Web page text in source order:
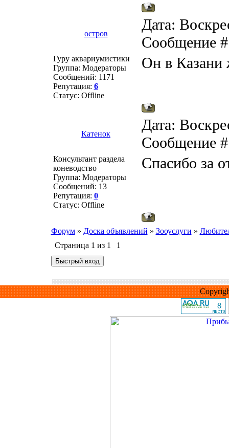
остров
Дата:
Сообщение
Гуру аквариумистики
Группа: Модераторы
Сообщений: 1171
Репутация: 6
Статус: Offline
Он в Казани
Катенок
Дата:
Сообщение
Консультант раздела
коневодство
Группа: Модераторы
Сообщений: 13
Репутация: 0
Статус: Offline
Спасибо за
Форум » Доска объявлений » Зооуслуги »
Страница 1 из 1 1